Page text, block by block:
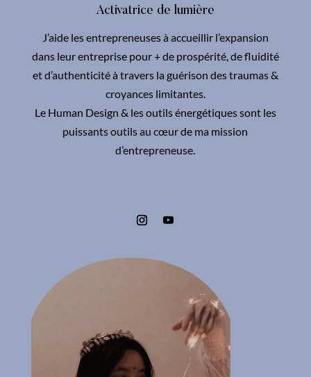
Activatrice de lumière
J’aide les entrepreneuses à accueillir l’expansion
dans leur entreprise pour + de prospérité, de fluidité
et d’authenticité à travers la guérison des traumas &
croyances limitantes.
Le Human Design & les outils énergétiques sont les
puissants outils au cœur de ma mission
d’entrepreneuse.